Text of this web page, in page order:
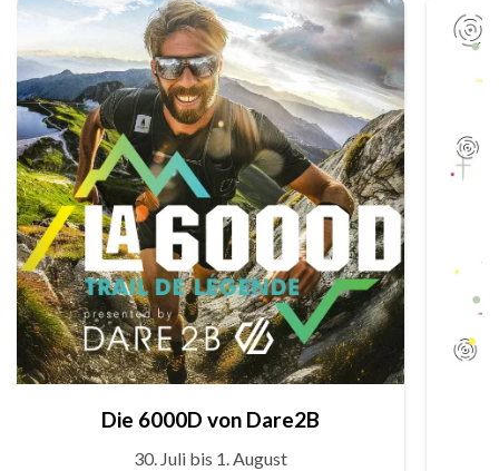
Die 6000D von Dare2B
30. Juli bis 1. August